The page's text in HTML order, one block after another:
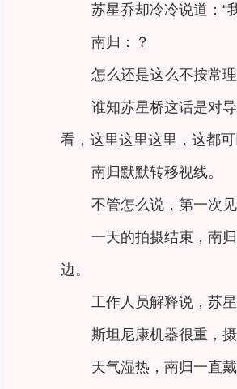
苏星乔却冷冷说道：“
南归：？
怎么还是这么不按常
谁知苏星桥这话是对
看，这里这里这里，这都
南归默默转移视线。
不管怎么说，第一次
一天的拍摄结束，南
边。
工作人员解释说，苏
斯坦尼康机器很重，
天气湿热，南归一直